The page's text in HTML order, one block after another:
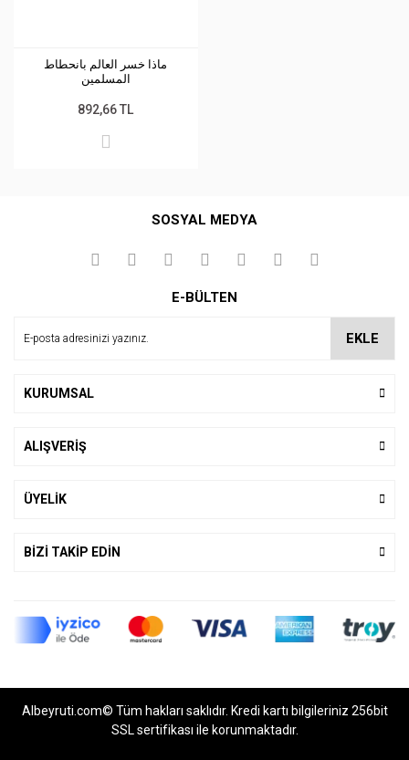
ماذا خسر العالم بانحطاط
المسلمين
892,66 TL
SOSYAL MEDYA
E-BÜLTEN
EKLE
KURUMSAL
ALIŞVERİŞ
ÜYELİK
BİZİ TAKİP EDİN
Albeyruti.com© Tüm hakları saklıdır. Kredi kartı bilgileriniz 256bit
SSL sertifikası ile korunmaktadır.